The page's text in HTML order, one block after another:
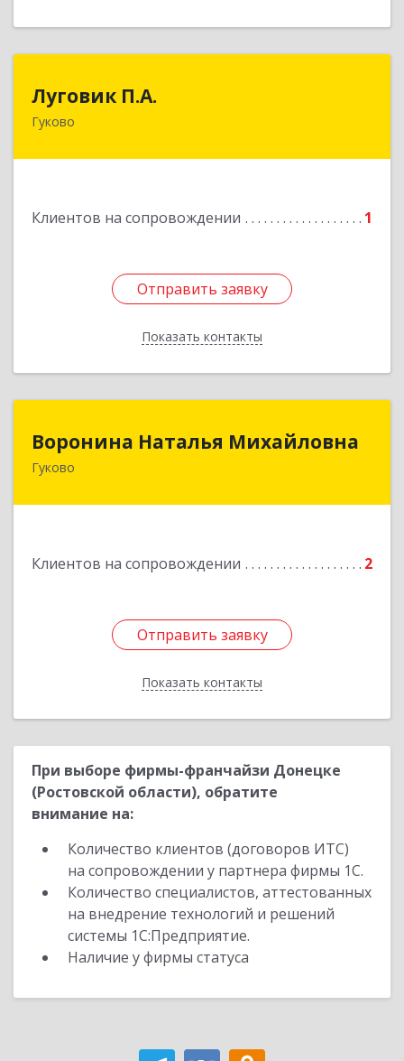
Луговик П.А.
Гуково
Клиентов на сопровождении 1
Отправить заявку
Показать контакты
Отправить заявку
Назад
Воронина Наталья Михайловна
Гуково
Клиентов на сопровождении 2
Отправить заявку
Показать контакты
Воронина Наталья Михайловна
Отправить заявку
Назад
При выборе фирмы-франчайзи Донецке
(Ростовской области), обратите
внимание на:
Количество клиентов (договоров ИТС)
на сопровождении у партнера фирмы 1С.
Количество специалистов, аттестованных
на внедрение технологий и решений
системы 1С:Предприятие.
Наличие у фирмы статуса